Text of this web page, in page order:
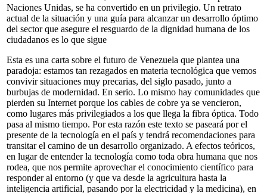
Naciones Unidas, se ha convertido en un privilegio. Un retrato
actual de la situación y una guía para alcanzar un desarrollo óptimo
del sector que asegure el resguardo de la dignidad humana de los
ciudadanos es lo que sigue
Esta es una carta sobre el futuro de Venezuela que plantea una
paradoja: estamos tan rezagados en materia tecnológica que vemos
convivir situaciones muy precarias, del siglo pasado, junto a
burbujas de modernidad. En serio. Lo mismo hay comunidades que
pierden su Internet porque los cables de cobre ya se vencieron,
como lugares más privilegiados a los que llega la fibra óptica. Todo
pasa al mismo tiempo. Por esta razón este texto se paseará por el
presente de la tecnología en el país y tendrá recomendaciones para
transitar el camino de un desarrollo organizado. A efectos teóricos,
en lugar de entender la tecnología como toda obra humana que nos
rodea, que nos permite aprovechar el conocimiento científico para
responder al entorno (y que va desde la agricultura hasta la
inteligencia artificial, pasando por la electricidad y la medicina), en